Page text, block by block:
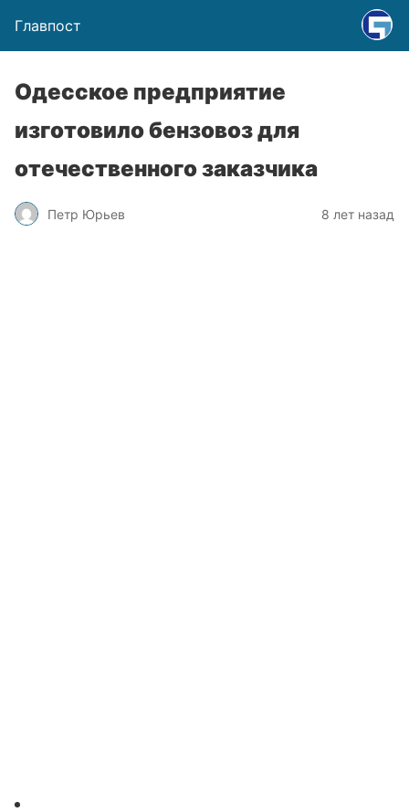
Главпост
Одесское предприятие
изготовило бензовоз для
отечественного заказчика
Петр Юрьев 8 лет назад